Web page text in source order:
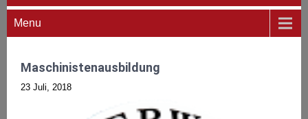
Menu
Maschinistenausbildung
23 Juli, 2018